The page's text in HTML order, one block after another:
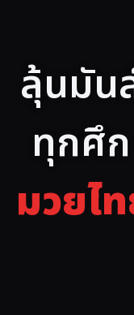
ลุ้นมัน
ทุกศึก
มวยไ